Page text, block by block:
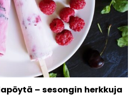
– sesongin herkkuja